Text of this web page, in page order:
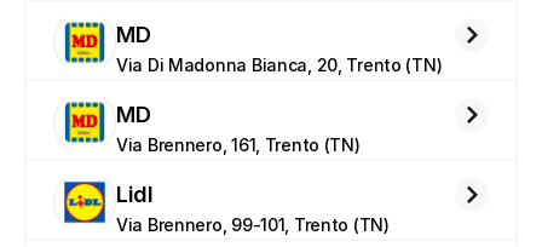
MD
Via Di Madonna Bianca, 20, Trento (TN)
MD
Via Brennero, 161, Trento (TN)
Lidl
Via Brennero, 99-101, Trento (TN)